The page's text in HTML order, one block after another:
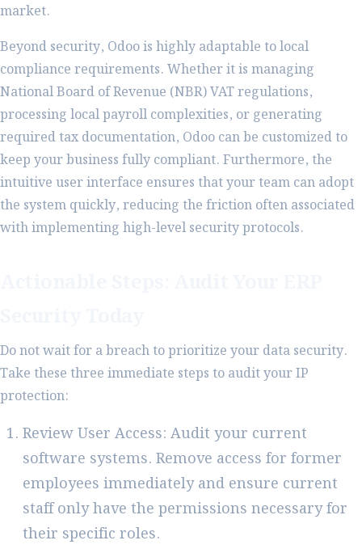
market.
Beyond security, Odoo is highly adaptable to local
compliance requirements. Whether it is managing
National Board of Revenue (NBR) VAT regulations,
processing local payroll complexities, or generating
required tax documentation, Odoo can be customized to
keep your business fully compliant. Furthermore, the
intuitive user interface ensures that your team can adopt
the system quickly, reducing the friction often associated
with implementing high-level security protocols.
Do not wait for a breach to prioritize your data security.
Take these three immediate steps to audit your IP
protection:
Review User Access: Audit your current
software systems. Remove access for former
employees immediately and ensure current
staff only have the permissions necessary for
their specific roles.